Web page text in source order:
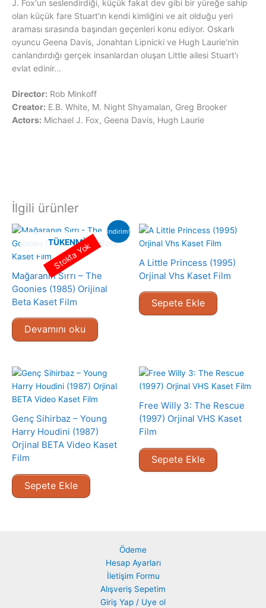
J. Fox'un seslendirdiği, küçük fakat dev gibi bir yüreğe sahip
olan küçük fare Stuart'ın kendi kimliğini ve ait olduğu yeri
araması sırasında başından geçenleri konu ediyor. Oskarlı
oyuncu Geena Davis, Jonahtan Lipnicki ve Hugh Laurie'nin
canlandırdığı gerçek insanlardan oluşan Little ailesi Stuart'ı
evlat edinir...
Director: Rob Minkoff
Creator: E.B. White, M. Night Shyamalan, Greg Brooker
Actors: Michael J. Fox, Geena Davis, Hugh Laurie
İlgili ürünler
indirim!
TÜKENMIŞ
Mağaranın Sırrı – The
Goonies (1985) Orijinal
Beta Kaset Film
Devamını oku
Stokta Yok
A Little Princess (1995)
Orjinal Vhs Kaset Film
Sepete Ekle
Genç Sihirbaz – Young
Harry Houdini (1987)
Orjinal BETA Video Kaset
Film
Sepete Ekle
Free Willy 3: The Rescue
(1997) Orjinal VHS Kaset
Film
Sepete Ekle
Ödeme
Hesap Ayarları
İletişim Formu
Alışveriş Sepetim
Giriş Yap / Uye ol